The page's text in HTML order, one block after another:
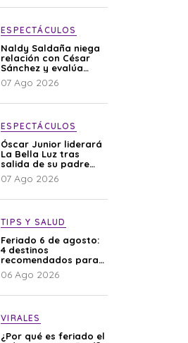
ESPECTÁCULOS
Naldy Saldaña niega
relación con César
Sánchez y evalúa
denunciar a su
esposa: “Es una
07 Ago 2026
ESPECTÁCULOS
Óscar Junior liderará
La Bella Luz tras
salida de su padre
por polémica con
Naldy Saldaña
07 Ago 2026
TIPS Y SALUD
Feriado 6 de agosto:
4 destinos
recomendados para
disfrutar el descanso
06 Ago 2026
VIRALES
¿Por qué es feriado el